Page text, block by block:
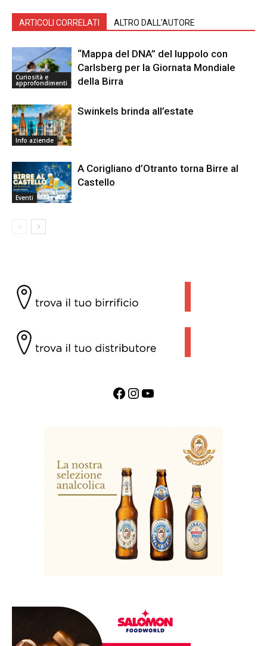
ARTICOLI CORRELATI ALTRO DALL'AUTORE
Curiosità e
approfondimenti
“Mappa del DNA” del luppolo con
Carlsberg per la Giornata Mondiale
della Birra
Info aziende
Swinkels brinda all’estate
Eventi
A Corigliano d’Otranto torna Birre al
Castello
Facebook InstagramYouTube